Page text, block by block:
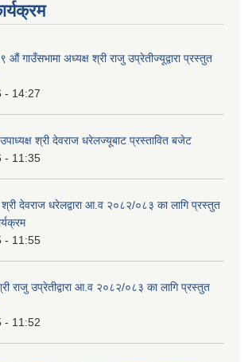
औं गाउँसभामा अध्यक्ष श्री राजु उप्रेतीज्यूद्वारा प्रस्तुत
- 14:27
श्री देवराज धरेलज्यूबाट प्रस्तावित बजेट
- 11:35
श्री देवराज धरेलद्वारा आ.व २०८२/०८३ का लागि प्रस्तुत
- 11:55
राजु उप्रेतीद्वारा आ.व २०८२/०८३ का लागि प्रस्तुत
- 11:52